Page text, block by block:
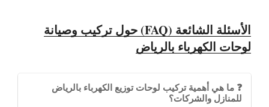
الأسئلة الشائعة (FAQ) حول تركيب وصيانة
لوحات الكهرباء بالرياض
❓ ما هي أهمية تركيب لوحات توزيع الكهرباء بالرياض
للمنازل والشركات؟